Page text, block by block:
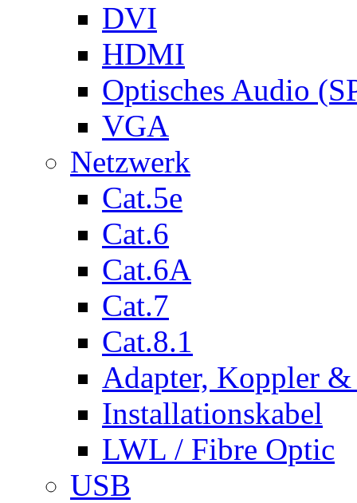
DVI
HDMI
Optisches Audio
VGA
Netzwerk
Cat.5e
Cat.6
Cat.6A
Cat.7
Cat.8.1
Adapter, Koppler &
Installationskabel
LWL / Fibre Optic
USB